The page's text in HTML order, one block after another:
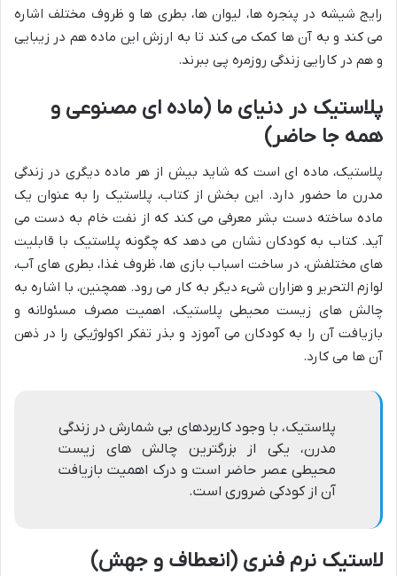
رایج شیشه در پنجره ها، لیوان ها، بطری ها و ظروف مختلف اشاره
می کند و به آن ها کمک می کند تا به ارزش این ماده هم در زیبایی
و هم در کارایی زندگی روزمره پی ببرند.
پلاستیک در دنیای ما (ماده ای مصنوعی و
همه جا حاضر)
پلاستیک، ماده ای است که شاید بیش از هر ماده دیگری در زندگی
مدرن ما حضور دارد. این بخش از کتاب، پلاستیک را به عنوان یک
ماده ساخته دست بشر معرفی می کند که از نفت خام به دست می
آید. کتاب به کودکان نشان می دهد که چگونه پلاستیک با قابلیت
های مختلفش، در ساخت اسباب بازی ها، ظروف غذا، بطری های آب،
لوازم التحریر و هزاران شیء دیگر به کار می رود. همچنین، با اشاره به
چالش های زیست محیطی پلاستیک، اهمیت مصرف مسئولانه و
بازیافت آن را به کودکان می آموزد و بذر تفکر اکولوژیکی را در ذهن
آن ها می کارد.
پلاستیک، با وجود کاربردهای بی شمارش در زندگی
مدرن، یکی از بزرگترین چالش های زیست
محیطی عصر حاضر است و درک اهمیت بازیافت
آن از کودکی ضروری است.
لاستیک نرم فنری (انعطاف و جهش)